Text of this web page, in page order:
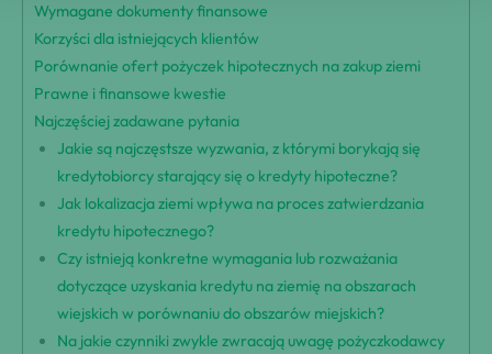
Wymagane dokumenty finansowe
Korzyści dla istniejących klientów
Porównanie ofert pożyczek hipotecznych na zakup ziemi
Prawne i finansowe kwestie
Najczęściej zadawane pytania
Jakie są najczęstsze wyzwania, z którymi borykają się
kredytobiorcy starający się o kredyty hipoteczne?
Jak lokalizacja ziemi wpływa na proces zatwierdzania
kredytu hipotecznego?
Czy istnieją konkretne wymagania lub rozważania
dotyczące uzyskania kredytu na ziemię na obszarach
wiejskich w porównaniu do obszarów miejskich?
Na jakie czynniki zwykle zwracają uwagę pożyczkodawcy